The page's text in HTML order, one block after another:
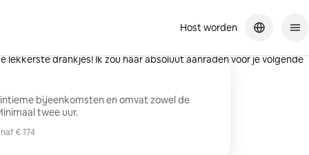
Host worden
bijeenkomsten en omvat zowel de
twee uur.
€ 174
service voor een redelijke prijs! Ze was vriendelijk en
lekkerste drankjes! Ik zou haar absoluut aanraden voor je volgende